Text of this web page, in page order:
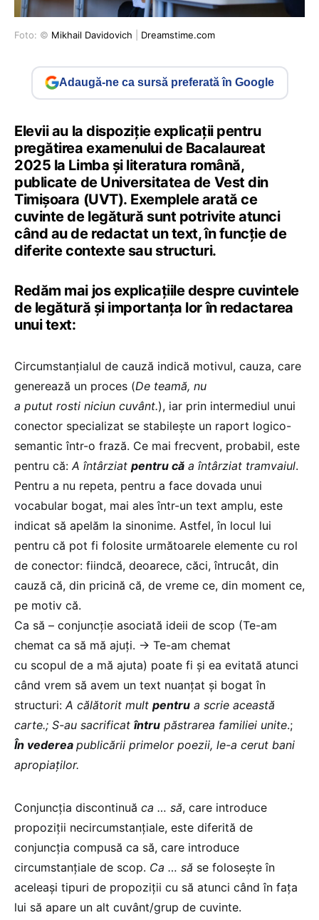
Foto: © Mikhail Davidovich Dreamstime.com
Adaugă-ne ca sursă preferată în Google
Elevii au la dispoziție explicații pentru
pregătirea examenului de Bacalaureat
2025 la Limba și literatura română,
publicate de Universitatea de Vest din
Timișoara (UVT). Exemplele arată ce
cuvinte de legătură sunt potrivite atunci
când au de redactat un text, în funcție de
diferite contexte sau structuri.
Redăm mai jos explicațiile despre cuvintele
de legătură și importanța lor în redactarea
unui text:
Circumstanțialul de cauză indică motivul, cauza, care
generează un proces (De teamă, nu
a putut rosti niciun cuvânt.), iar prin intermediul unui
conector specializat se stabilește un raport logico-
semantic într-o frază. Ce mai frecvent, probabil, este
pentru că: A întârziat pentru că a întârziat tramvaiul.
Pentru a nu repeta, pentru a face dovada unui
vocabular bogat, mai ales într-un text amplu, este
indicat să apelăm la sinonime. Astfel, în locul lui
pentru că pot fi folosite următoarele elemente cu rol
de conector: fiindcă, deoarece, căci, întrucât, din
cauză că, din pricină că, de vreme ce, din moment ce,
pe motiv că.
Ca să – conjuncție asociată ideii de scop (Te-am
chemat ca să mă ajuți. → Te-am chemat
cu scopul de a mă ajuta) poate fi și ea evitată atunci
când vrem să avem un text nuanțat și bogat în
structuri: A călătorit mult pentru a scrie această
carte.; S-au sacrificat întru păstrarea familiei unite.;
În vederea publicării primelor poezii, le-a cerut bani
apropiaților.
Conjuncția discontinuă ca … să, care introduce
propoziții necircumstanțiale, este diferită de
conjuncția compusă ca să, care introduce
circumstanțiale de scop. Ca … să se folosește în
aceleași tipuri de propoziții cu să atunci când în fața
lui să apare un alt cuvânt/grup de cuvinte.